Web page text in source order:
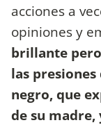
acciones a
opiniones y
brillante
las
negro, que
de su